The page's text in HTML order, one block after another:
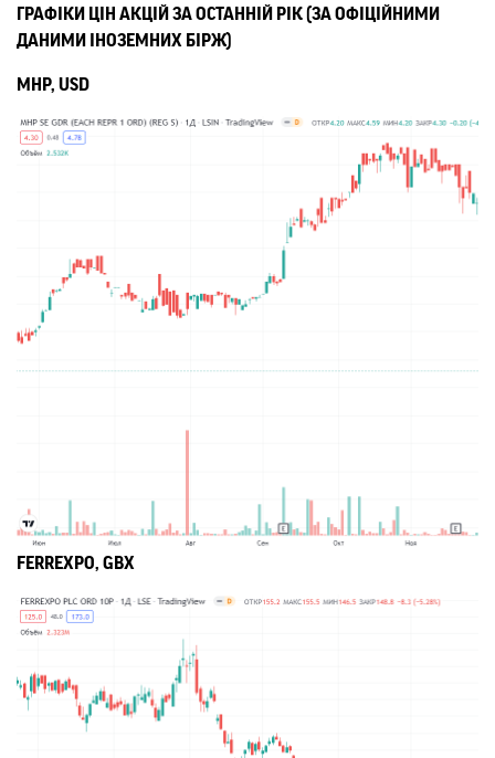
ГРАФІКИ ЦІН АКЦІЙ ЗА ОСТАННІЙ РІК (ЗА ОФІЦІЙНИМИ
ДАНИМИ ІНОЗЕМНИХ БІРЖ)
MHP, USD
FERREXPO, GBX